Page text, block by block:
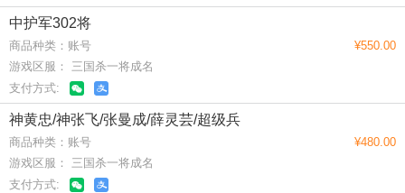
中护军302将
商品种类：账号
游戏区服： 三国杀一将成名
支付方式:
¥550.00
神黄忠/神张飞/张曼成/薛灵芸/超级兵
商品种类：账号
游戏区服： 三国杀一将成名
支付方式:
¥480.00